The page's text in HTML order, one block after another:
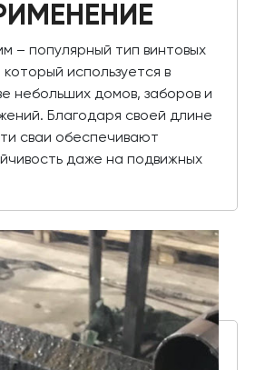
– популярный тип винтовых
используется в
небольших домов, заборов и
Благодаря своей длине
сваи обеспечивают
даже на подвижных